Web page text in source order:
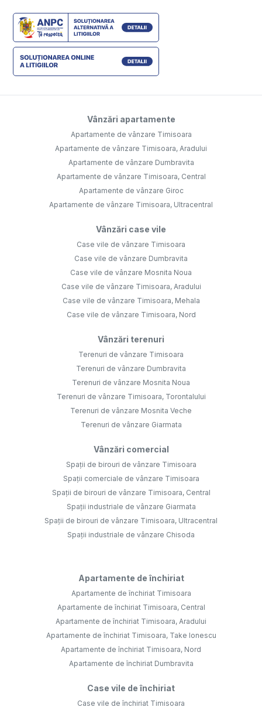
Vânzări apartamente
Apartamente de vânzare Timisoara
Apartamente de vânzare Timisoara, Aradului
Apartamente de vânzare Dumbravita
Apartamente de vânzare Timisoara, Central
Apartamente de vânzare Giroc
Apartamente de vânzare Timisoara, Ultracentral
Vânzări case vile
Case vile de vânzare Timisoara
Case vile de vânzare Dumbravita
Case vile de vânzare Mosnita Noua
Case vile de vânzare Timisoara, Aradului
Case vile de vânzare Timisoara, Mehala
Case vile de vânzare Timisoara, Nord
Vânzări terenuri
Terenuri de vânzare Timisoara
Terenuri de vânzare Dumbravita
Terenuri de vânzare Mosnita Noua
Terenuri de vânzare Timisoara, Torontalului
Terenuri de vânzare Mosnita Veche
Terenuri de vânzare Giarmata
Vânzări comercial
Spații de birouri de vânzare Timisoara
Spații comerciale de vânzare Timisoara
Spații de birouri de vânzare Timisoara, Central
Spații industriale de vânzare Giarmata
Spații de birouri de vânzare Timisoara, Ultracentral
Spații industriale de vânzare Chisoda
Apartamente de închiriat
Apartamente de închiriat Timisoara
Apartamente de închiriat Timisoara, Central
Apartamente de închiriat Timisoara, Aradului
Apartamente de închiriat Timisoara, Take Ionescu
Apartamente de închiriat Timisoara, Nord
Apartamente de închiriat Dumbravita
Case vile de închiriat
Case vile de închiriat Timisoara